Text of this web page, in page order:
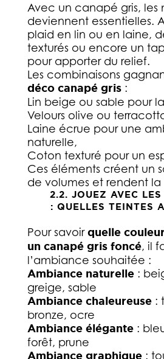
Avec un canapé gris, les
deviennent essentielles.
plaid en lin ou en laine,
texturés ou encore un
pour apporter du relief.
Les combinaisons
déco canapé gris:
Lin beige ou sable pour
Velours olive ou
Laine écrue pour une
naturelle,
Coton texturé pour un
Ces éléments créent un
de volumes et rendent
2.2. JOUEZ AVEC LES
: QUELLES TEINTES
Pour savoirquelle
un canapé gris foncé, il
l’ambiance souhaitée :
Ambiance naturelle:
greige, sable
Ambiance chaleureuse:
bronze, ocre
Ambiance élégante:
forêt, prune
Ambiance graphique: